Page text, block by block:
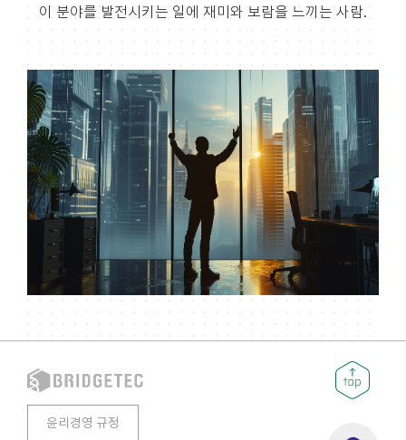
이 분야를 발전시키는 일에 재미와 보람을 느끼는 사람.
윤리경영 규정